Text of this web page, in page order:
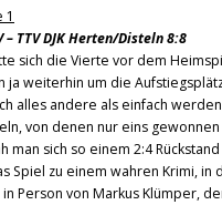
1
– TTV DJK Herten/Disteln 8:8
sich die Vierte vor dem
ja weiterhin um die
alles andere als einfach
von denen nur eins
man sich so einem 2:4
Spiel zu einem wahren Krimi, in
Person von MarkusKlümper,